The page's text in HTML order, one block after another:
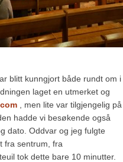
blitt kunngjort både rundt om i
laget en utmerket og
, men lite var tilgjengelig på
hadde vi besøkende også
dato. Oddvar og jeg fulgte
fra sentrum, fra
tok dette bare 10 minutter.